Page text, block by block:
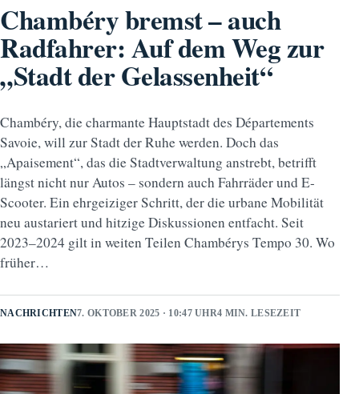
Chambéry bremst – auch
Radfahrer: Auf dem Weg zur
„Stadt der Gelassenheit“
Chambéry, die charmante Hauptstadt des Départements
Savoie, will zur Stadt der Ruhe werden. Doch das
„Apaisement“, das die Stadtverwaltung anstrebt, betrifft
längst nicht nur Autos – sondern auch Fahrräder und E-
Scooter. Ein ehrgeiziger Schritt, der die urbane Mobilität
neu austariert und hitzige Diskussionen entfacht. Seit
2023–2024 gilt in weiten Teilen Chambérys Tempo 30. Wo
früher…
NACHRICHTEN7. OKTOBER 2025 · 10:47 UHR4 MIN. LESEZEIT